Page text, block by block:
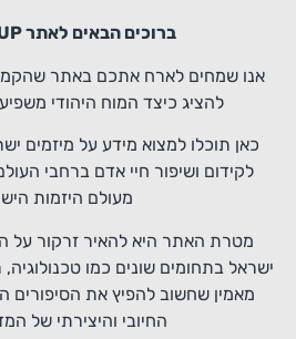
ברוכים הבאים לאתר IL STARTUP
אנו שמחים לארח אתכם באתר
להציג כיצד המוח היהודי
כאן תוכלו למצוא מידע על מיזמים
לקידום ושיפור חיי אדם ברחבי
מעולם היזמות
מטרת האתר היא להאיר זרקור על
ישראל בתחומים שונים כמו
מאמין שחשוב להפיץ את
החיובי והיצירתי של